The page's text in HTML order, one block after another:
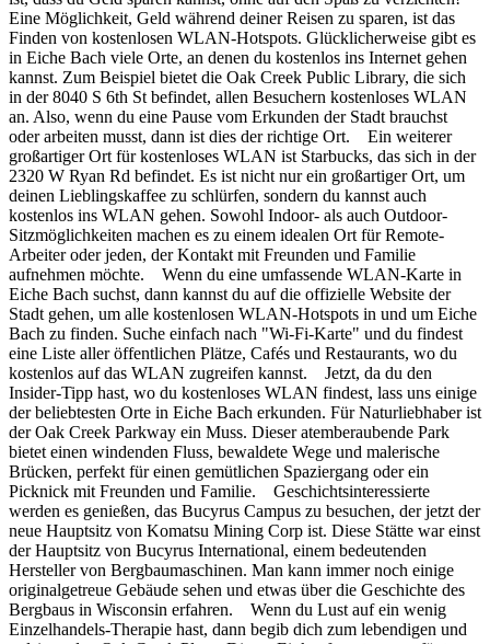
Eine Möglichkeit, Geld während deiner Reisen zu sparen, ist das
Finden von kostenlosen WLAN-Hotspots. Glücklicherweise gibt es
in Eiche Bach viele Orte, an denen du kostenlos ins Internet gehen
kannst. Zum Beispiel bietet die Oak Creek Public Library, die sich
in der 8040 S 6th St befindet, allen Besuchern kostenloses WLAN
an. Also, wenn du eine Pause vom Erkunden der Stadt brauchst
oder arbeiten musst, dann ist dies der richtige Ort. Ein weiterer
großartiger Ort für kostenloses WLAN ist Starbucks, das sich in der
2320 W Ryan Rd befindet. Es ist nicht nur ein großartiger Ort, um
deinen Lieblingskaffee zu schlürfen, sondern du kannst auch
kostenlos ins WLAN gehen. Sowohl Indoor- als auch Outdoor-
Sitzmöglichkeiten machen es zu einem idealen Ort für Remote-
Arbeiter oder jeden, der Kontakt mit Freunden und Familie
aufnehmen möchte. Wenn du eine umfassende WLAN-Karte in
Eiche Bach suchst, dann kannst du auf die offizielle Website der
Stadt gehen, um alle kostenlosen WLAN-Hotspots in und um Eiche
Bach zu finden. Suche einfach nach "Wi-Fi-Karte" und du findest
eine Liste aller öffentlichen Plätze, Cafés und Restaurants, wo du
kostenlos auf das WLAN zugreifen kannst. Jetzt, da du den
Insider-Tipp hast, wo du kostenloses WLAN findest, lass uns einige
der beliebtesten Orte in Eiche Bach erkunden. Für Naturliebhaber ist
der Oak Creek Parkway ein Muss. Dieser atemberaubende Park
bietet einen windenden Fluss, bewaldete Wege und malerische
Brücken, perfekt für einen gemütlichen Spaziergang oder ein
Picknick mit Freunden und Familie. Geschichtsinteressierte
werden es genießen, das Bucyrus Campus zu besuchen, der jetzt der
neue Hauptsitz von Komatsu Mining Corp ist. Diese Stätte war einst
der Hauptsitz von Bucyrus International, einem bedeutenden
Hersteller von Bergbaumaschinen. Man kann immer noch einige
originalgetreue Gebäude sehen und etwas über die Geschichte des
Bergbaus in Wisconsin erfahren. Wenn du Lust auf ein wenig
Einzelhandels-Therapie hast, dann begib dich zum lebendigen und